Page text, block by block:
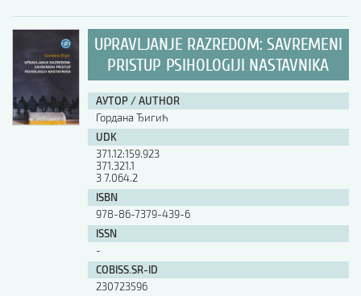
UPRAVLJANJE RAZREDOM: SAVREMENI
PRISTUP PSIHOLOGIJI NASTAVNIKA
АУТОР / AUTHOR
Гордана Ђигић
UDK
371.12:159.923
371.321.1
3 7.064.2
ISBN
978-86-7379-439-6
ISSN
-
COBISS.SR-ID
230723596